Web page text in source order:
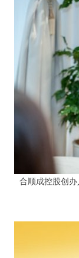
合顺成控股创